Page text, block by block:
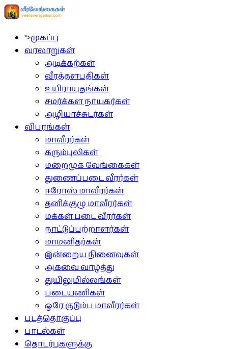
">முகப்பு
வரலாறுகள்
அடிக்கற்கள்
வீரத்தளபதிகள்
உயிராயுதங்கள்
சமர்க்கள நாயகர்கள்
அழியாச்சுடர்கள்
விபரங்கள்
மாவீரர்கள்
கரும்புலிகள்
மறைமுக வேங்கைகள்
துணைப்படை வீரர்கள்
ஈரோஸ் மாவீரர்கள்
தனிக்குழு மாவீரர்கள்
மக்கள் படை வீரர்கள்
நாட்டுப்பற்றாளர்கள்
மாமனிதர்கள்
இன்றைய நினைவுகள்
அகவை வாழ்த்து
துயிலுமில்லங்கள்
படையணிகள்
ஒரே குடும்ப மாவீரர்கள்
படத்தொகுப்பு
பாடல்கள்
தொடர்புகளுக்கு